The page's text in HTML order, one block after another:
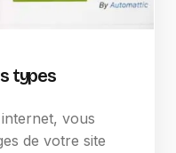
types
vous
de votre site